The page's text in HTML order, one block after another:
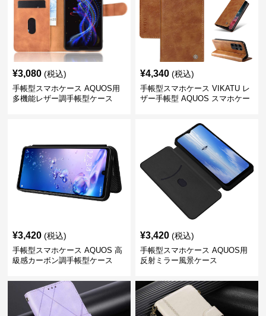
¥3,080 (税込)
手帳型スマホケース AQUOS用
多機能レザー調手帳型ケース
¥4,340 (税込)
手帳型スマホケース VIKATU レ
ザー手帳型 AQUOS スマホケー
¥3,420 (税込)
手帳型スマホケース AQUOS 高
級感カーボン調手帳型ケース
¥3,420 (税込)
手帳型スマホケース AQUOS用
反射ミラー風景ケース